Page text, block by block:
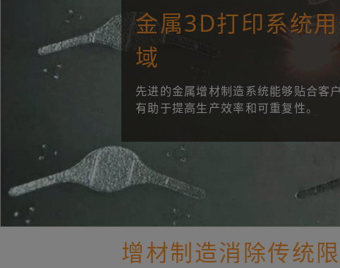
金属3D打印系统
域
先进的金属增材制造系统能够贴合客
有助于提高生产效率和可重复性。
增材制造消除传统